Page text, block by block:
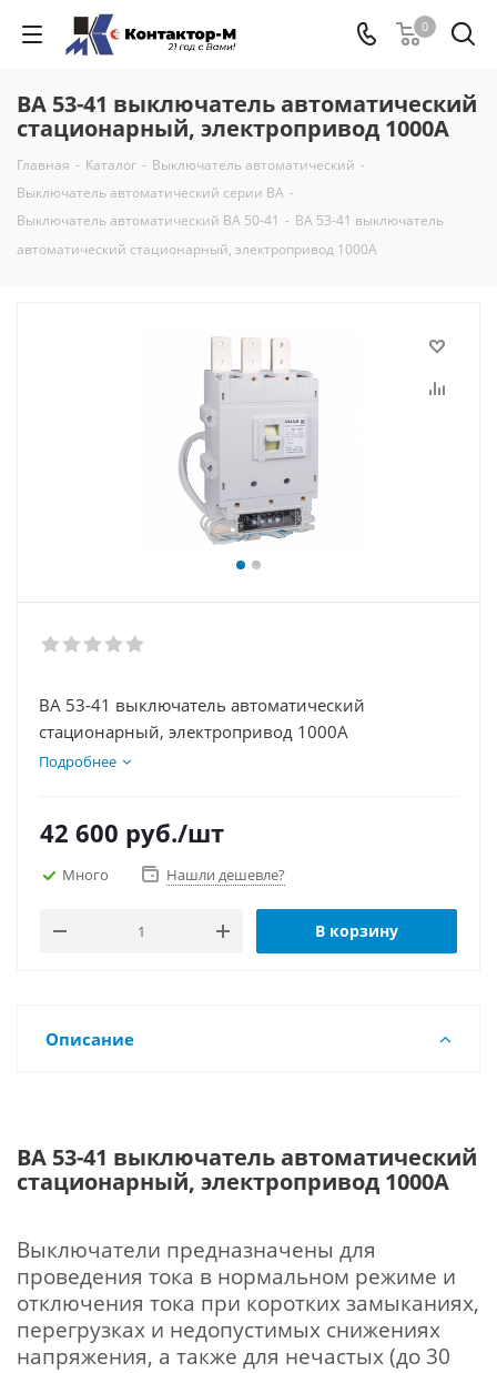
0
ВА 53-41 выключатель автоматический
стационарный, электропривод 1000А
Главная - Каталог - Выключатель автоматический -
Выключатель автоматический серии ВА -
Выключатель автоматический ВА 50-41 - ВА 53-41 выключатель
автоматический стационарный, электропривод 1000А
ВА 53-41 выключатель автоматический
стационарный, электропривод 1000А
Подробнее
42 600 руб./шт
Много Нашли дешевле?
В корзину
Описание
ВА 53-41 выключатель автоматический
стационарный, электропривод 1000А
Выключатели предназначены для
проведения тока в нормальном режиме и
отключения тока при коротких замыканиях,
перегрузках и недопустимых снижениях
напряжения, а также для нечастых (до 30